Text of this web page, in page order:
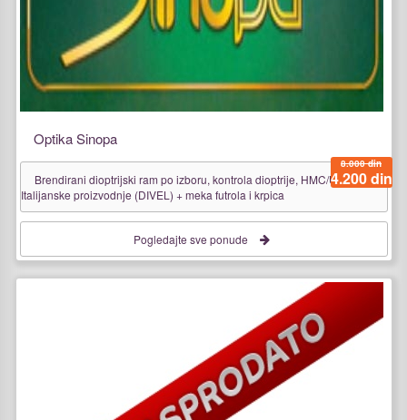
Optika Sinopa
Brendirani dioptrijski ram po izboru, kontrola dioptrije, HMC/UV stakla
Italijanske proizvodnje (DIVEL) + meka futrola i krpica
8.000 din
4.200 din
Pogledajte sve ponude